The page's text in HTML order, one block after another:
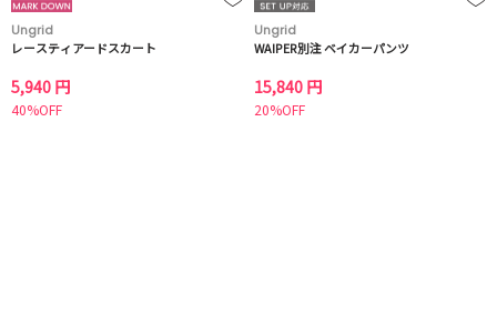
Ungrid
レースティアードスカート
5,940 円
40%OFF
Ungrid
WAIPER別注 ベイカーパンツ
15,840 円
20%OFF